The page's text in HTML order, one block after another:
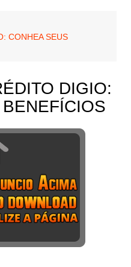
CONHEA SEUS
DIGIO: